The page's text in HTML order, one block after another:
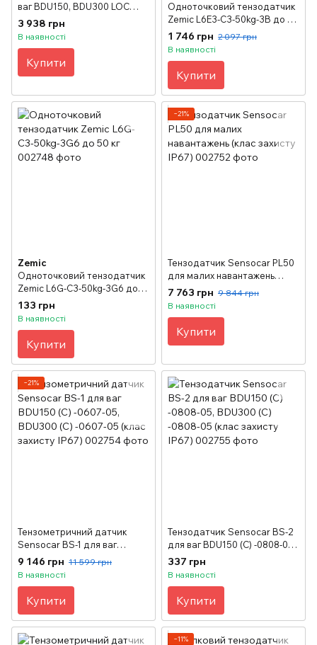
ваг BDU150, BDU300 LOC
Celtron (клас захисту IP67)
3 938 грн
В наявності
Купити
Одноточковий тензодатчик
Zemic L6E3-C3-50kg-3B до 50
кг
1 746 грн 2 097 грн
В наявності
Купити
Zemic
Одноточковий тензодатчик
Zemic L6G-C3-50kg-3G6 до
50 кг
133 грн
В наявності
Купити
−21%
Тензодатчик Sensocar PL50
для малих навантажень
(клас захисту IP67)
7 763 грн 9 844 грн
В наявності
Купити
−21%
Тензометричний датчик
Sensocar BS-1 для ваг
BDU150 (C) -0607-05, BDU300
(C) -0607-05 (клас захисту
9 146 грн 11 599 грн
В наявності
Купити
Тензодатчик Sensocar BS-2
для ваг BDU150 (C) -0808-05,
BDU300 (C) -0808-05 (клас
захисту IP67)
337 грн
В наявності
Купити
−11%